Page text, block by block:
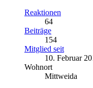
Reaktionen
64
Beiträge
154
Mitglied seit
10. Februar
Wohnort
Mittweida